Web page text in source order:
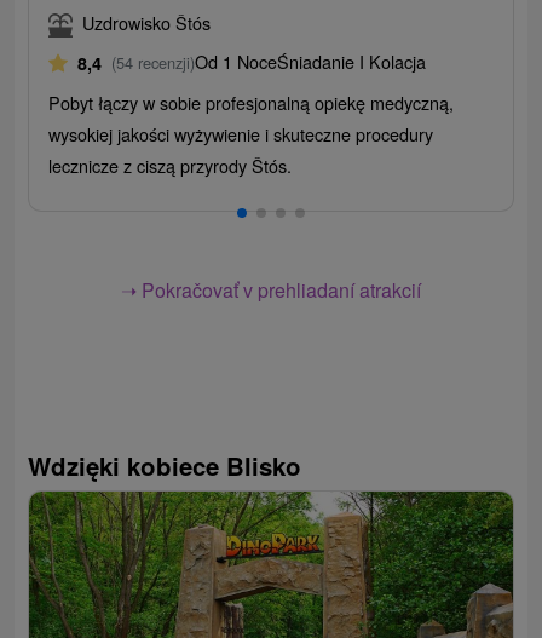
Uzdrowisko Štós
8,4 (54 recenzji)Od 1 NoceŚniadanie I Kolacja
Pobyt łączy w sobie profesjonalną opiekę medyczną,
wysokiej jakości wyżywienie i skuteczne procedury
lecznicze z ciszą przyrody Štós.
➝ Pokračovať v prehliadaní atrakcií
Wdzięki kobiece Blisko